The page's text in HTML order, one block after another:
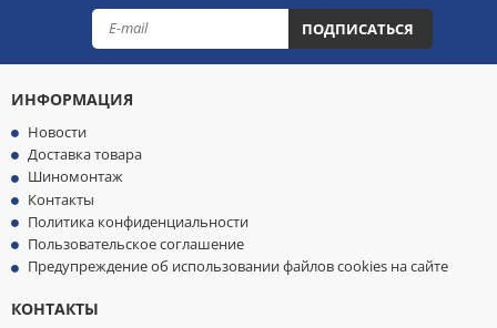
ПОДПИСАТЬСЯ
ИНФОРМАЦИЯ
Новости
Доставка товара
Шиномонтаж
Контакты
Политика конфиденциальности
Пользовательское соглашение
Предупреждение об использовании файлов cookies на сайте
КОНТАКТЫ